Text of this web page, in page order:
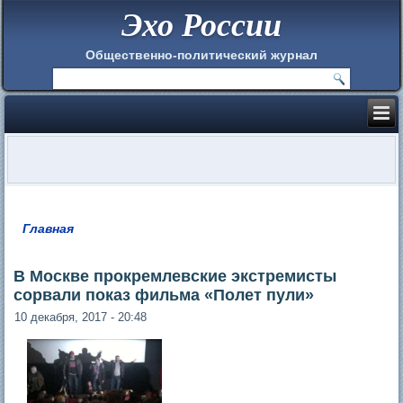
Эхо России
Общественно-политический журнал
Главная
В Москве прокремлевские экстремисты
сорвали показ фильма «Полет пули»
10 декабря, 2017 - 20:48